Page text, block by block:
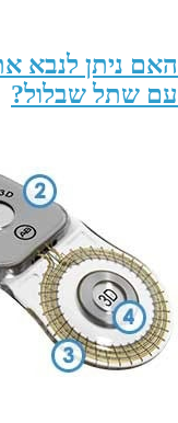
האם ניתן לנבא
עם שתל שבלול?